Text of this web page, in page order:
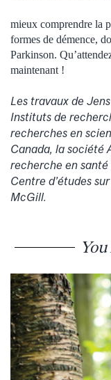
mieux comprendre la
formes de démence,
Parkinson.
maintenant !
Les travaux de
Instituts de
recherches en
Canada, la société
recherche en
Centre d’études
McGill.